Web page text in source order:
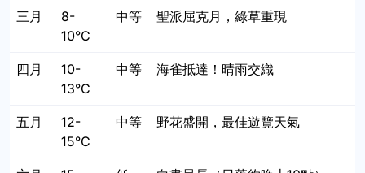
三月
8-
10°C
中等 聖派屈克月，綠草重現
四月
10-
13°C
中等 海雀抵達！晴雨交織
五月
12-
15°C
中等 野花盛開，最佳遊覽天氣